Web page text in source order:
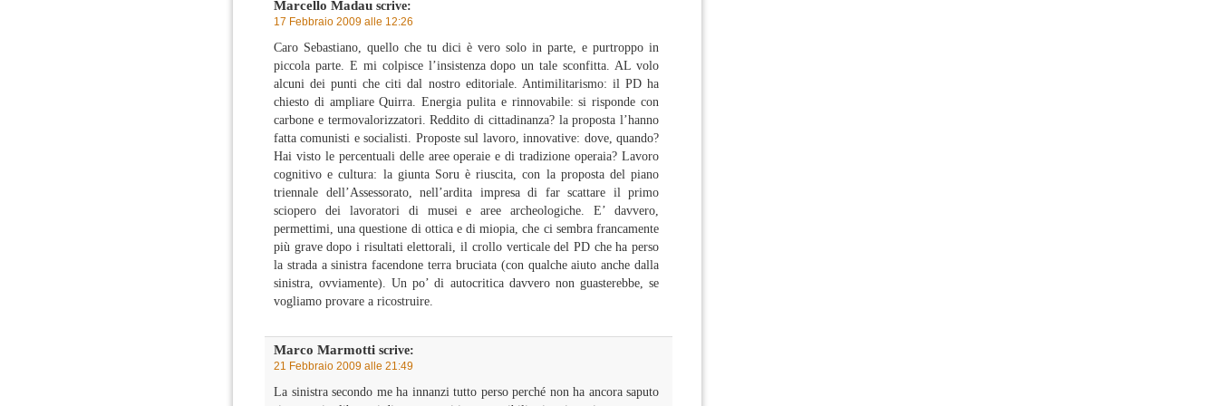
Marcello Madau scrive:
17 Febbraio 2009 alle 12:26
Caro Sebastiano, quello che tu dici è vero solo in parte, e purtroppo in
piccola parte. E mi colpisce l’insistenza dopo un tale sconfitta. AL volo
alcuni dei punti che citi dal nostro editoriale. Antimilitarismo: il PD ha
chiesto di ampliare Quirra. Energia pulita e rinnovabile: si risponde con
carbone e termovalorizzatori. Reddito di cittadinanza? la proposta l’hanno
fatta comunisti e socialisti. Proposte sul lavoro, innovative: dove, quando?
Hai visto le percentuali delle aree operaie e di tradizione operaia? Lavoro
cognitivo e cultura: la giunta Soru è riuscita, con la proposta del piano
triennale dell’Assessorato, nell’ardita impresa di far scattare il primo
sciopero dei lavoratori di musei e aree archeologiche. E’ davvero,
permettimi, una questione di ottica e di miopia, che ci sembra francamente
più grave dopo i risultati elettorali, il crollo verticale del PD che ha perso
la strada a sinistra facendone terra bruciata (con qualche aiuto anche dalla
sinistra, ovviamente). Un po’ di autocritica davvero non guasterebbe, se
vogliamo provare a ricostruire.
Marco Marmotti scrive:
21 Febbraio 2009 alle 21:49
La sinistra secondo me ha innanzi tutto perso perché non ha ancora saputo